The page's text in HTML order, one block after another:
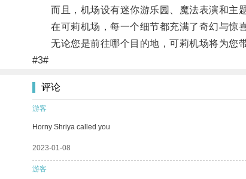
而且，机场设有迷你游乐园、魔法表演和主题
在可莉机场，每一个细节都充满了奇幻与惊喜
无论您是前往哪个目的地，可莉机场将为您带
#3#
评论
游客
Horny Shriya called you
2023-01-08
游客